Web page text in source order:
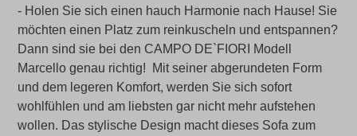
- Holen Sie sich einen hauch Harmonie nach Hause! Sie
möchten einen Platz zum reinkuscheln und entspannen?
Dann sind sie bei den CAMPO DE`FIORI Modell
Marcello genau richtig! Mit seiner abgerundeten Form
und dem legeren Komfort, werden Sie sich sofort
wohlfühlen und am liebsten gar nicht mehr aufstehen
wollen. Das stylische Design macht dieses Sofa zum